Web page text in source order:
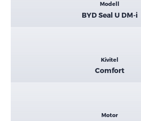
Modell
BYD Seal U DM-i
Kivitel
Comfort
Motor